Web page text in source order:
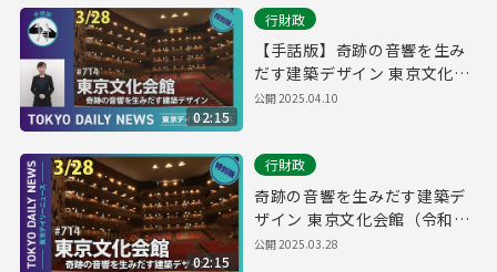
02:15
行財政
【手話版】奇跡の音響を生み
だす建築デザイン 東京文化会
館（令和7年3月28日 東京デイ
公開2025.04.10
02:15
行財政
奇跡の音響を生みだす建築デ
ザイン 東京文化会館（令和7
年3月28日 東京デイリーニュ
公開2025.03.28